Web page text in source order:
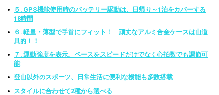
５. GPS機能使用時のバッテリー駆動は、日帰り～1泊をカバーする
18時間
６. 軽量・薄型で手首にフィット！ 頑丈なアルミ合金ケースは山道
具的！！
７. 運動強度を表示。ペースをスピードだけでなく心拍数でも調節可
能
登山以外のスポーツ、日常生活に便利な機能も多数搭載
スタイルに合わせて2種から選べる